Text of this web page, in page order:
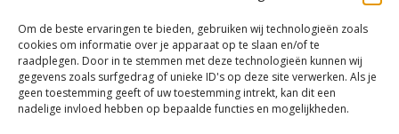
Om de beste ervaringen te bieden, gebruiken wij technologieën zoals
cookies om informatie over je apparaat op te slaan en/of te
raadplegen. Door in te stemmen met deze technologieën kunnen wij
gegevens zoals surfgedrag of unieke ID's op deze site verwerken. Als je
geen toestemming geeft of uw toestemming intrekt, kan dit een
nadelige invloed hebben op bepaalde functies en mogelijkheden.
op zijn.
Dus: wie doet mee?”